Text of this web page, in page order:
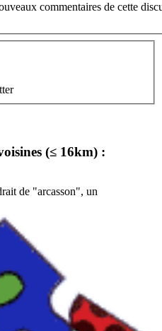
commentaires de cette
(≤ 16km) :
de "arcasson", un